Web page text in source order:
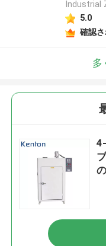
Industrial
5.0
確認
多